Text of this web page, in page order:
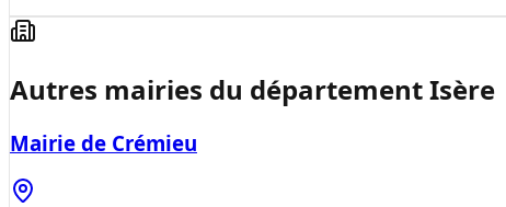
Autres mairies du départementIsère
Mairie de Crémieu